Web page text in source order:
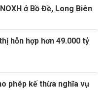
ở Bồ Đề, Long Biên
hỗn hợp hơn 49.000 tỷ
phép kế thừa nghĩa vụ